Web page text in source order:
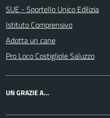
SUE - Sportello Unico Edilizia
Istituto Comprensivo
Adotta un cane
Pro Loco Costigliole Saluzzo
UN GRAZIE A...